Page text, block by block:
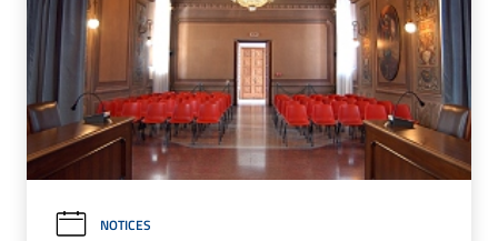
NOTICES